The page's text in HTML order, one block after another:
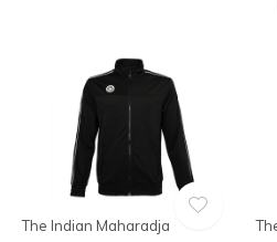
The Indian Maharadja